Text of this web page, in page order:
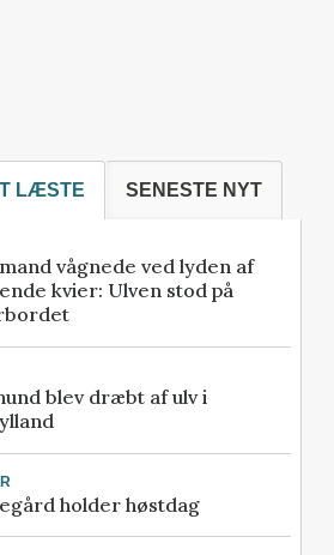
LÆSTE SENESTE NYT
vågnede ved lyden af
kvier: Ulven stod på
blev dræbt af ulv i
holder høstdag